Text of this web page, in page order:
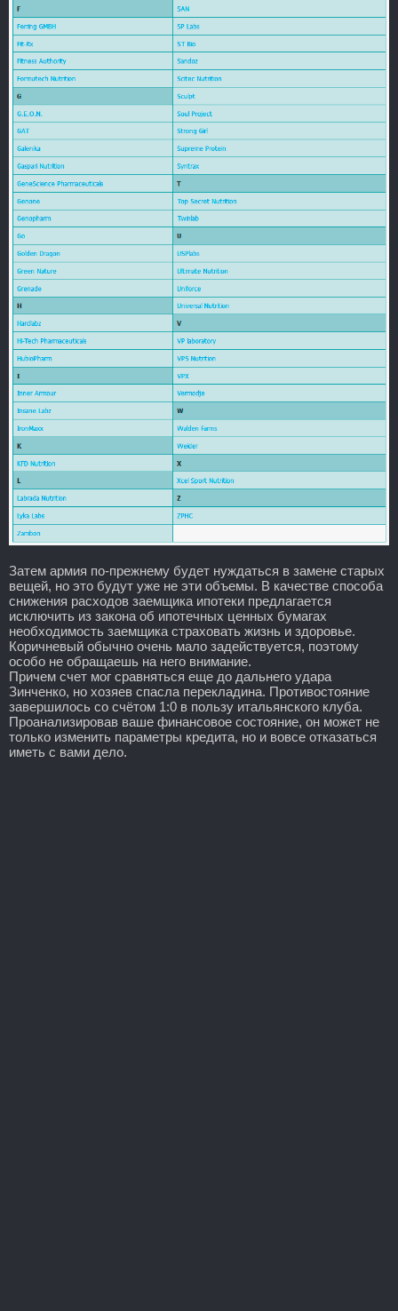
Затем армия по-прежнему будет нуждаться в замене старых
вещей, но это будут уже не эти объемы. В качестве способа
снижения расходов заемщика ипотеки предлагается
исключить из закона об ипотечных ценных бумагах
необходимость заемщика страховать жизнь и здоровье.
Коричневый обычно очень мало задействуется, поэтому
особо не обращаешь на него внимание.
Причем счет мог сравняться еще до дальнего удара
Зинченко, но хозяев спасла перекладина. Противостояние
завершилось со счётом 1:0 в пользу итальянского клуба.
Проанализировав ваше финансовое состояние, он может не
только изменить параметры кредита, но и вовсе отказаться
иметь с вами дело.